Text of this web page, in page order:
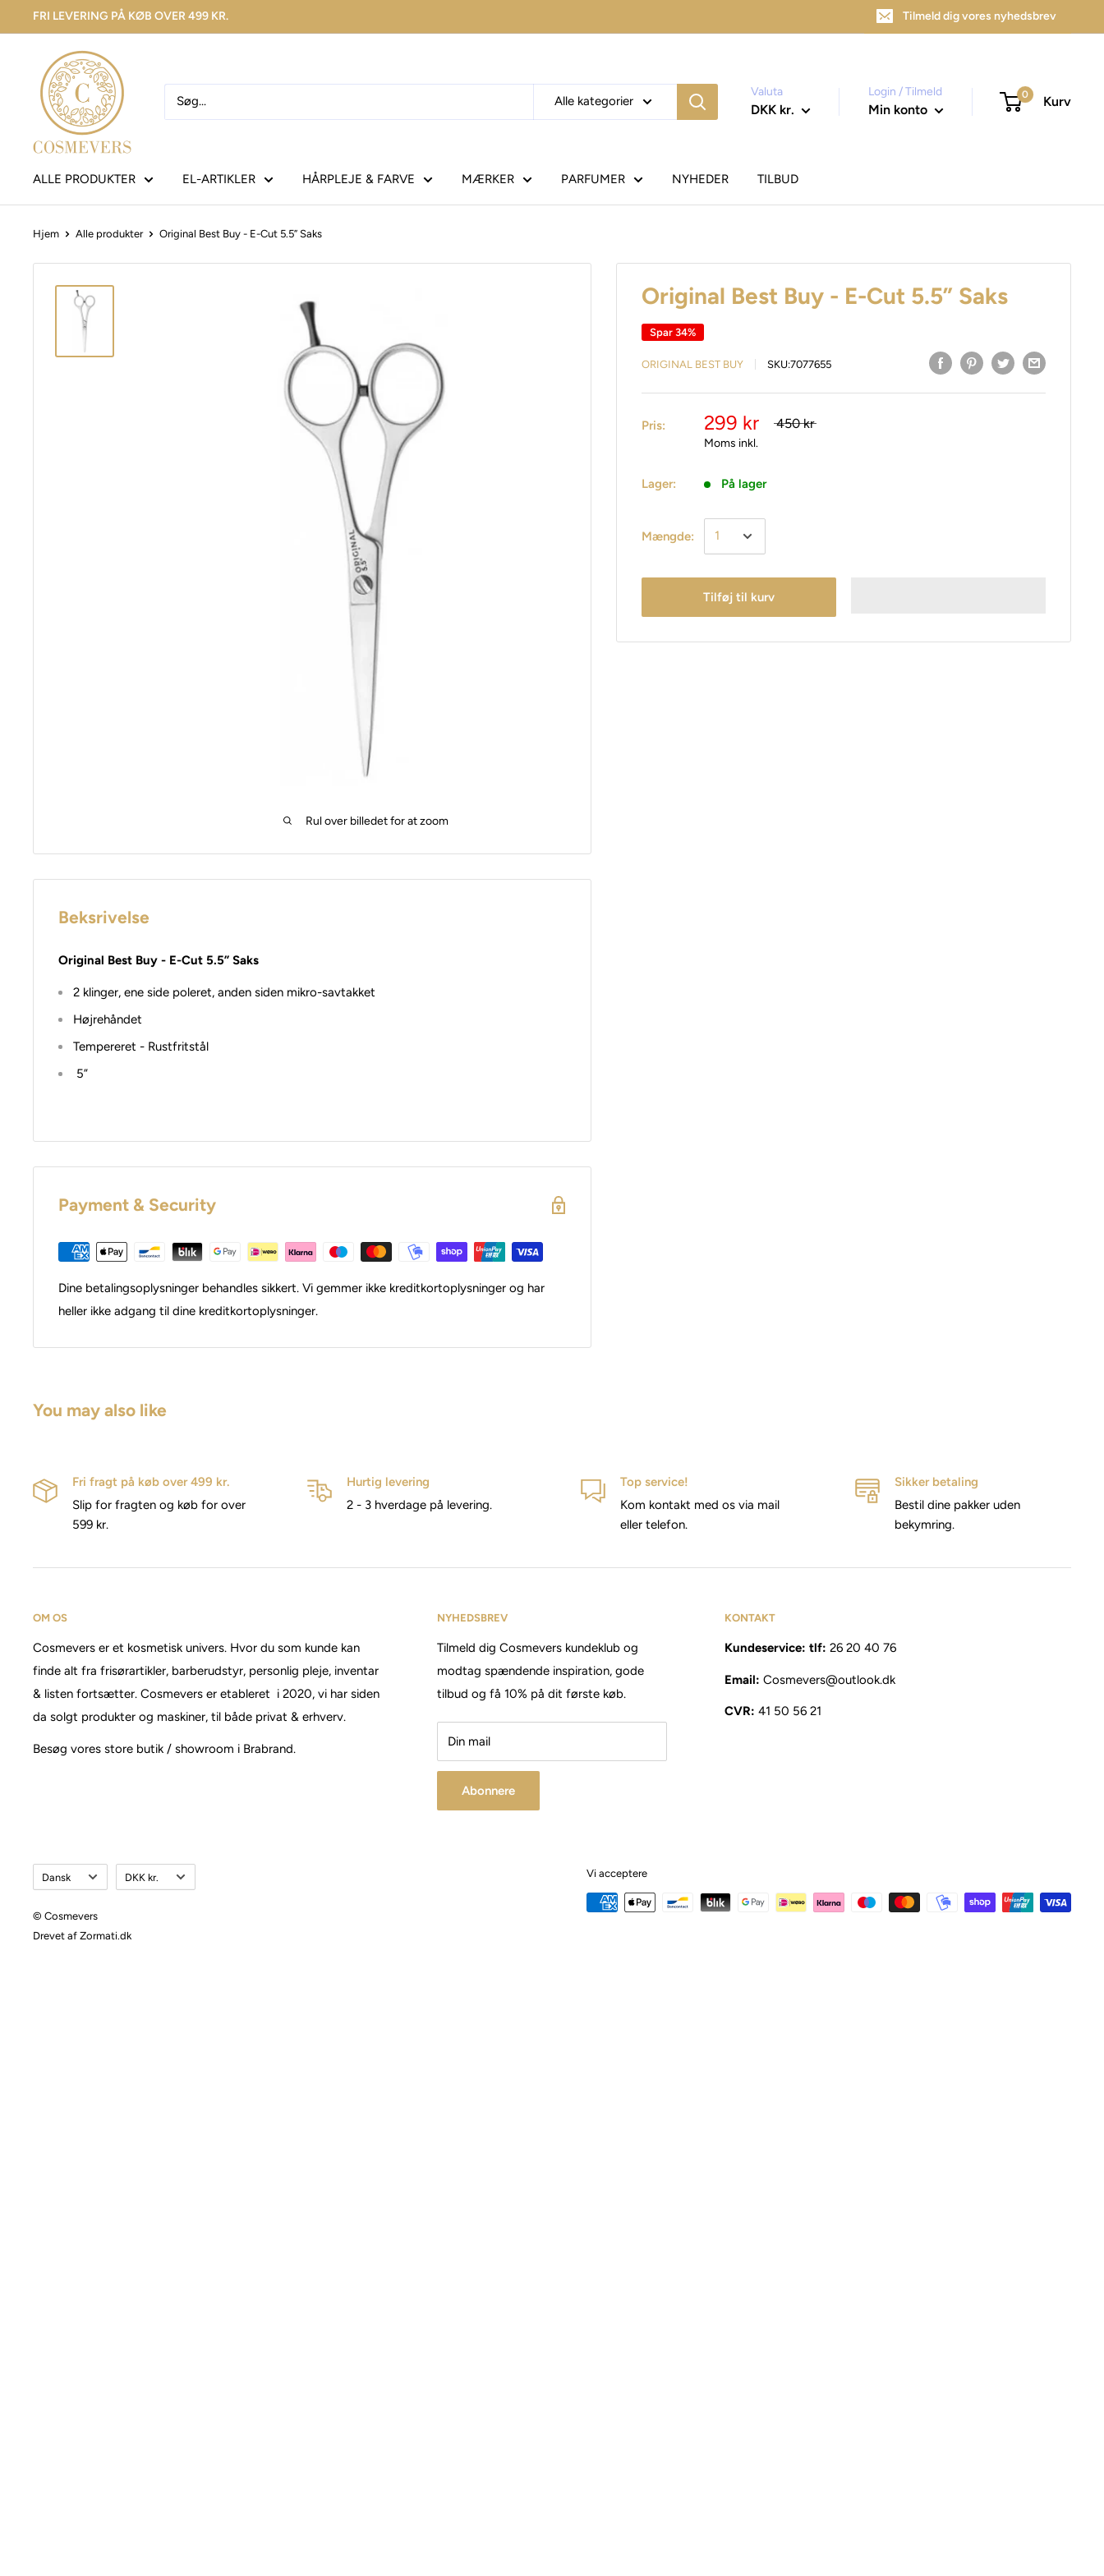
FRI LEVERING PÅ KØB OVER 499 KR. Tilmeld dig vores nyhedsbrev
Alle kategorier
Valuta
DKK kr.
Login / Tilmeld
Min konto
0 Kurv
ALLE PRODUKTER EL-ARTIKLER HÅRPLEJE & FARVE MÆRKER PARFUMER NYHEDER TILBUD
Hjem Alle produkter Original Best Buy - E-Cut 5.5” Saks
Rul over billedet for at zoom
Original Best Buy - E-Cut 5.5” Saks
Spar 34%
ORIGINAL BEST BUY SKU:7077655
Pris: 299 kr 450 kr
Moms inkl.
Lager: På lager
Mængde:
Tilføj til kurv
Beksrivelse
Original Best Buy - E-Cut 5.5” Saks
2 klinger, ene side poleret, anden siden mikro-savtakket
Højrehåndet
Tempereret - Rustfritstål
5”
Payment & Security
Dine betalingsoplysninger behandles sikkert. Vi gemmer ikke kreditkortoplysninger og har
heller ikke adgang til dine kreditkortoplysninger.
You may also like
Fri fragt på køb over 499 kr.
Slip for fragten og køb for over
599 kr.
Hurtig levering
2 - 3 hverdage på levering.
Top service!
Kom kontakt med os via mail
eller telefon.
Sikker betaling
Bestil dine pakker uden
bekymring.
OM OS
Cosmevers er et kosmetisk univers. Hvor du som kunde kan
finde alt fra frisørartikler, barberudstyr, personlig pleje, inventar
& listen fortsætter. Cosmevers er etableret i 2020, vi har siden
da solgt produkter og maskiner, til både privat & erhverv.
Besøg vores store butik / showroom i Brabrand.
NYHEDSBREV
Tilmeld dig Cosmevers kundeklub og
modtag spændende inspiration, gode
tilbud og få 10% på dit første køb.
Din mail
Abonnere
KONTAKT
Kundeservice: tlf: 26 20 40 76
Email: Cosmevers@outlook.dk
CVR: 41 50 56 21
Sprog
Dansk Valuta
DKK kr.
© Cosmevers
Drevet af Zormati.dk
Vi acceptere